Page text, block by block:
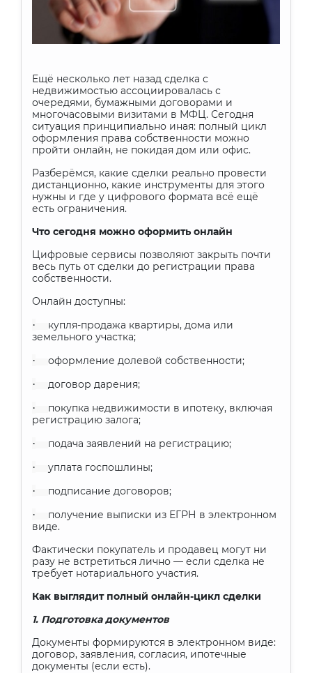
Ещё несколько лет назад сделка с
недвижимостью ассоциировалась с
очередями, бумажными договорами и
многочасовыми визитами в МФЦ. Сегодня
ситуация принципиально иная: полный цикл
оформления права собственности можно
пройти онлайн, не покидая дом или офис.
Разберёмся, какие сделки реально провести
дистанционно, какие инструменты для этого
нужны и где у цифрового формата всё ещё
есть ограничения.
Что сегодня можно оформить онлайн
Цифровые сервисы позволяют закрыть почти
весь путь от сделки до регистрации права
собственности.
Онлайн доступны:
·
купля-продажа квартиры, дома или
земельного участка;
· оформление долевой собственности;
· договор дарения;
·
покупка недвижимости в ипотеку, включая
регистрацию залога;
· подача заявлений на регистрацию;
· уплата госпошлины;
· подписание договоров;
·
получение выписки из ЕГРН в электронном
виде.
Фактически покупатель и продавец могут ни
разу не встретиться лично — если сделка не
требует нотариального участия.
Как выглядит полный онлайн-цикл сделки
1. Подготовка документов
Документы формируются в электронном виде:
договор, заявления, согласия, ипотечные
документы (если есть).